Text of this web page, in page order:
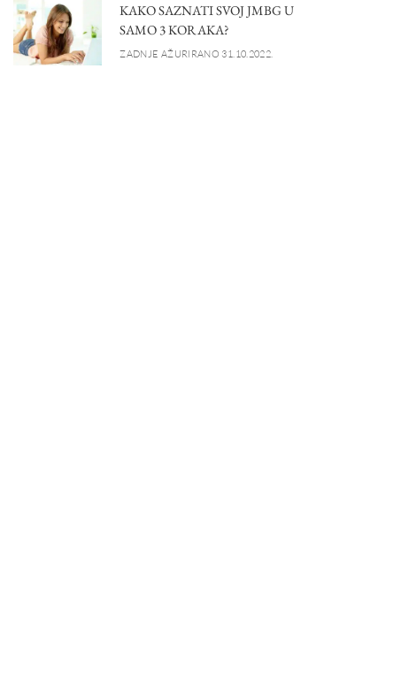
KAKO SAZNATI SVOJ JMBG U
SAMO 3 KORAKA?
ZADNJE AŽURIRANO 31.10.2022.